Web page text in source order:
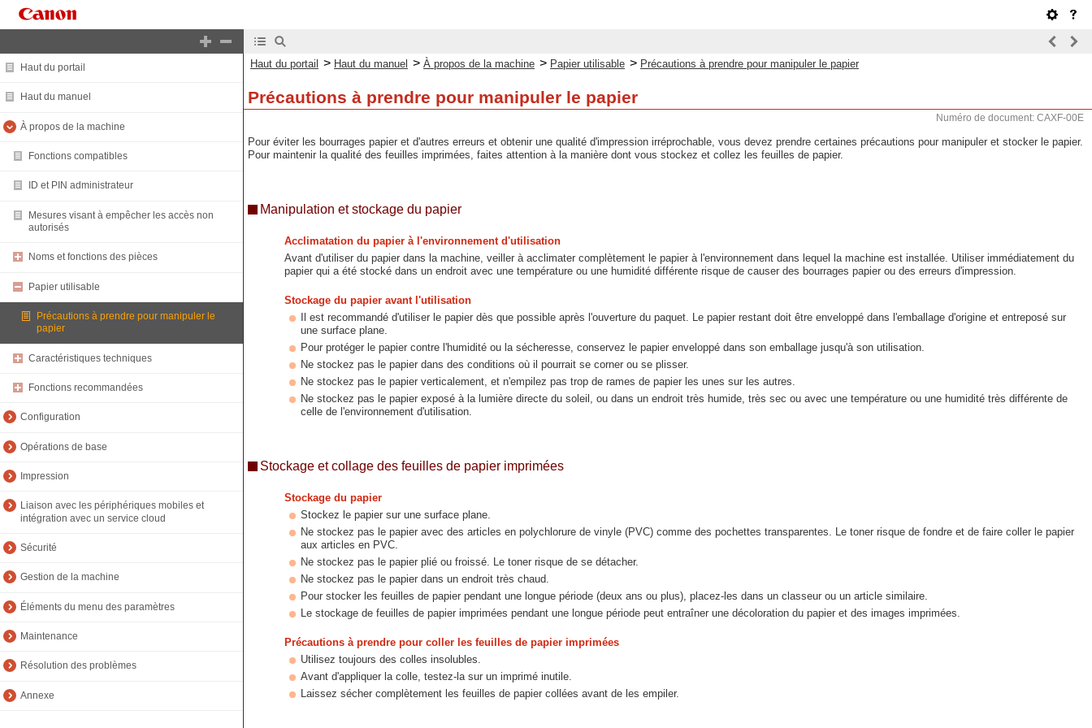
Haut du portail
Haut du manuel
À propos de la machine
Fonctions compatibles
ID et PIN administrateur
Mesures visant à empêcher les accès non
autorisés
Noms et fonctions des pièces
Papier utilisable
Précautions à prendre pour manipuler le
papier
Caractéristiques techniques
Fonctions recommandées
Configuration
Opérations de base
Impression
Liaison avec les périphériques mobiles et
intégration avec un service cloud
Sécurité
Gestion de la machine
Éléments du menu des paramètres
Maintenance
Résolution des problèmes
Annexe
Haut du portail > Haut du manuel > À propos de la machine > Papier utilisable > Précautions à prendre pour manipuler le papier
Précautions à prendre pour manipuler le papier
Numéro de document: CAXF-00E
Pour éviter les bourrages papier et d'autres erreurs et obtenir une qualité d'impression irréprochable, vous devez prendre certaines précautions pour manipuler et stocker le papier.
Pour maintenir la qualité des feuilles imprimées, faites attention à la manière dont vous stockez et collez les feuilles de papier.
Manipulation et stockage du papier
Acclimatation du papier à l'environnement d'utilisation
Avant d'utiliser du papier dans la machine, veiller à acclimater complètement le papier à l'environnement dans lequel la machine est installée. Utiliser immédiatement du
papier qui a été stocké dans un endroit avec une température ou une humidité différente risque de causer des bourrages papier ou des erreurs d'impression.
Stockage du papier avant l'utilisation
Il est recommandé d'utiliser le papier dès que possible après l'ouverture du paquet. Le papier restant doit être enveloppé dans l'emballage d'origine et entreposé sur
une surface plane.
Pour protéger le papier contre l'humidité ou la sécheresse, conservez le papier enveloppé dans son emballage jusqu'à son utilisation.
Ne stockez pas le papier dans des conditions où il pourrait se corner ou se plisser.
Ne stockez pas le papier verticalement, et n'empilez pas trop de rames de papier les unes sur les autres.
Ne stockez pas le papier exposé à la lumière directe du soleil, ou dans un endroit très humide, très sec ou avec une température ou une humidité très différente de
celle de l'environnement d'utilisation.
Stockage et collage des feuilles de papier imprimées
Stockage du papier
Stockez le papier sur une surface plane.
Ne stockez pas le papier avec des articles en polychlorure de vinyle (PVC) comme des pochettes transparentes. Le toner risque de fondre et de faire coller le papier
aux articles en PVC.
Ne stockez pas le papier plié ou froissé. Le toner risque de se détacher.
Ne stockez pas le papier dans un endroit très chaud.
Pour stocker les feuilles de papier pendant une longue période (deux ans ou plus), placez-les dans un classeur ou un article similaire.
Le stockage de feuilles de papier imprimées pendant une longue période peut entraîner une décoloration du papier et des images imprimées.
Précautions à prendre pour coller les feuilles de papier imprimées
Utilisez toujours des colles insolubles.
Avant d'appliquer la colle, testez-la sur un imprimé inutile.
Laissez sécher complètement les feuilles de papier collées avant de les empiler.